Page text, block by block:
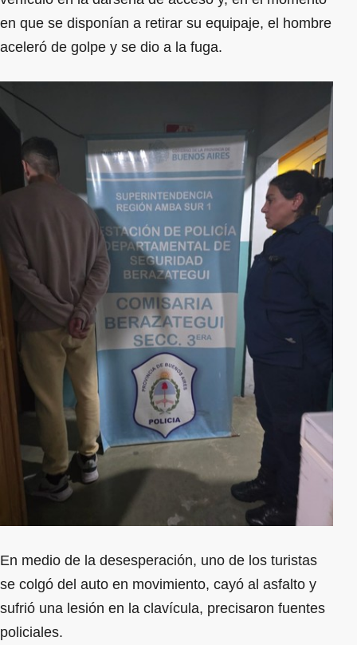
en que se disponían a retirar su equipaje, el hombre
aceleró de golpe y se dio a la fuga.
En medio de la desesperación, uno de los turistas
se colgó del auto en movimiento, cayó al asfalto y
sufrió una lesión en la clavícula, precisaron fuentes
policiales.